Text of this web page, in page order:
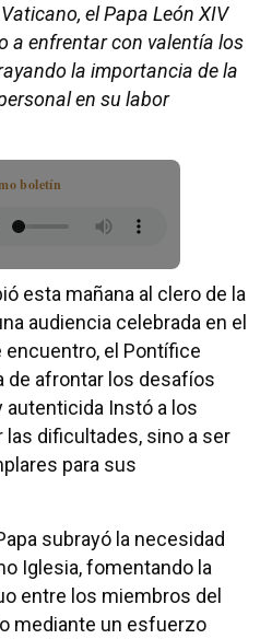
el Papa León XIV
a enfrentar con valentía los
la importancia de la
en su labor
boletín
esta mañana al clero de la
audiencia celebrada en el
encuentro, el Pontífice
de afrontar los desafíos
autenticida Instó a los
las dificultades, sino a ser
para sus
subrayó la necesidad
Iglesia, fomentando la
entre los miembros del
mediante un esfuerzo